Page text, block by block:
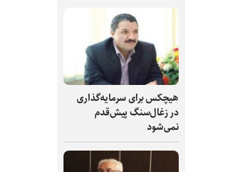
هیچکس برای سرمایه‌گذاری
در زغال‌سنگ پیش‌قدم
نمی‌شود